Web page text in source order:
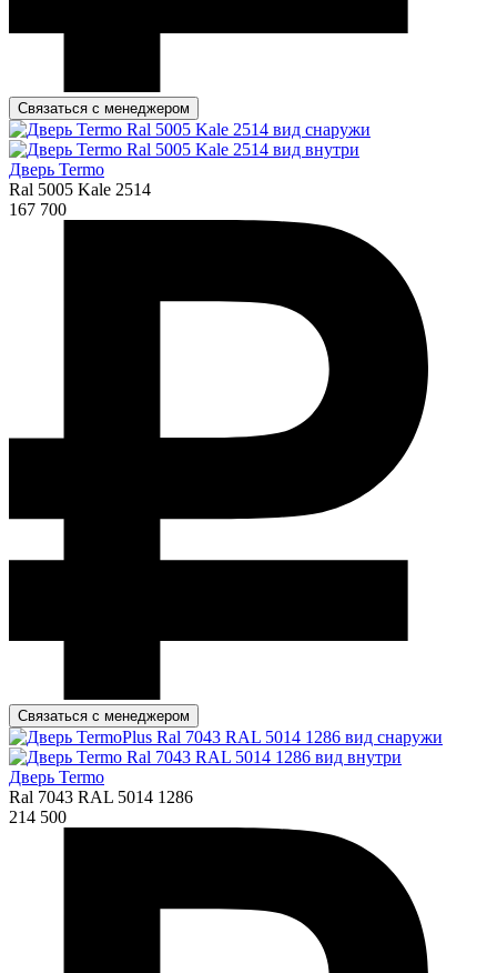
Связаться с менеджером
Дверь Termo
Ral 5005 Kale 2514
167 700
Связаться с менеджером
Дверь Termo
Ral 7043 RAL 5014 1286
214 500